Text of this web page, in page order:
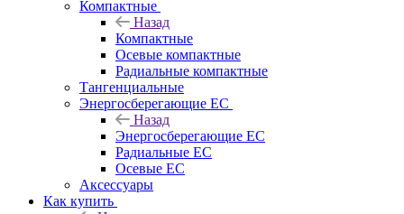
Компактные
Назад
Компактные
Осевые компактные
Радиальные компактные
Тангенциальные
Энергосберегающие EC
Назад
Энергосберегающие EC
Радиальные EC
Осевые EC
Аксессуары
Как купить